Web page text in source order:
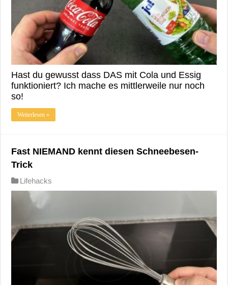
Hast du gewusst dass DAS mit Cola und Essig
funktioniert? Ich mache es mittlerweile nur noch
so!
Weiterlesen »
Fast NIEMAND kennt diesen Schneebesen-
Trick
Lifehacks